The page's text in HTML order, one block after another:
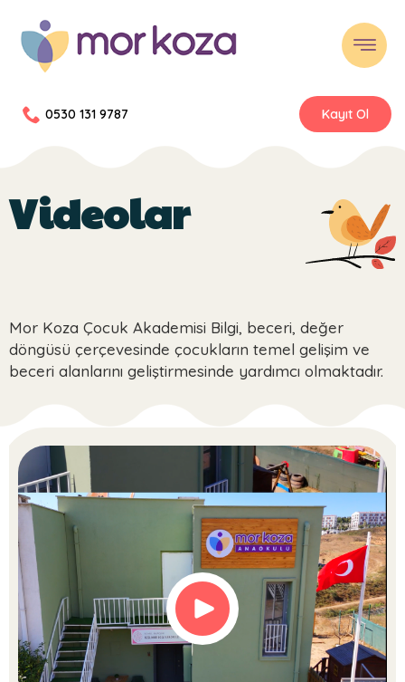
0530 131 9787 Kayıt Ol
Videolar
Mor Koza Çocuk Akademisi Bilgi, beceri, değer
döngüsü çerçevesinde çocukların temel gelişim ve
beceri alanlarını geliştirmesinde yardımcı olmaktadır.